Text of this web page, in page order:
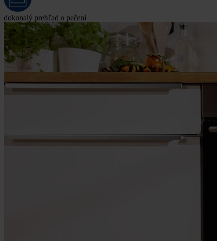
dokonalý prehľad o pečení